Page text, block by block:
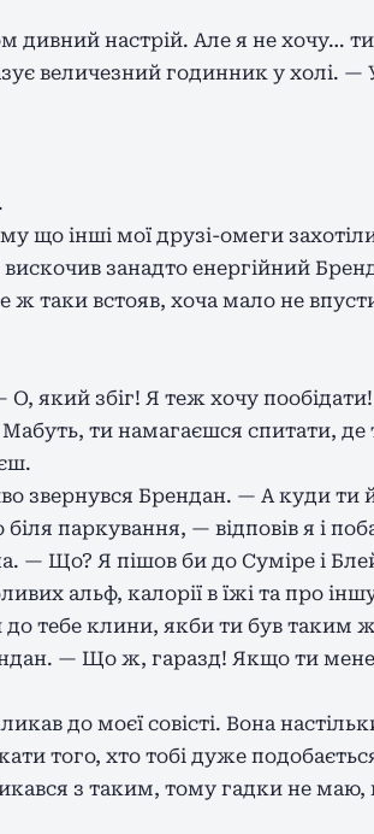
настрій. Але я не хочу…
величезний годинник у холі. —
що інші мої друзі-омеги
занадто енергійний
таки встояв, хоча мало не
який збіг! Я теж хочу пообідати!
ти намагаєшся спитати, де
звернувся Брендан. — А куди ти
паркування, — відповів я і
— Що? Я пішов би до Суміре і
альф, калорії в їжі та про
до тебе клини, якби ти був таким
— Що ж, гаразд! Якщо ти
до моєї совісті. Вона
того, хто тобі дуже
з таким, тому гадки не